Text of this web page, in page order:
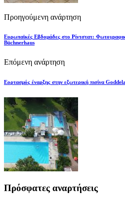
Προηγούμενη ανάρτηση
Ευρωπαϊκές Εβδομάδες στο Ρίντστατ:
Büchnerhaus
Επόμενη ανάρτηση
Εορτασμός έναρξης στην εξωτερική πισίνα
Πρόσφατες αναρτήσεις